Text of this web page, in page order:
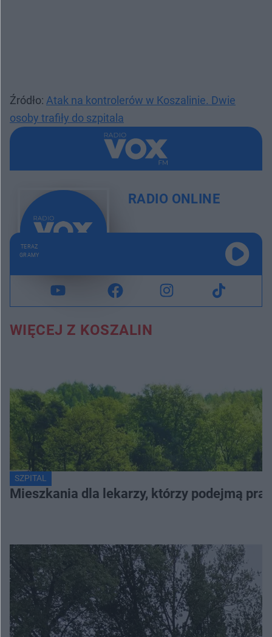
Źródło: Atak na kontrolerów w Koszalinie. Dwie
osoby trafiły do szpitala
RADIO ONLINE
TERAZ
GRAMY
WIĘCEJ Z KOSZALIN
SZPITAL
Mieszkania dla lekarzy, którzy podejmą